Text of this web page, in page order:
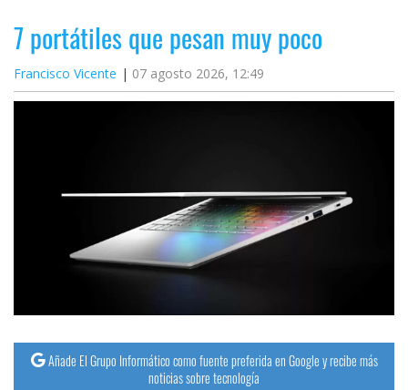
7 portátiles que pesan muy poco
Francisco Vicente 07 agosto 2026, 12:49
Añade El Grupo Informático como fuente preferida en Google y recibe más
noticias sobre tecnología